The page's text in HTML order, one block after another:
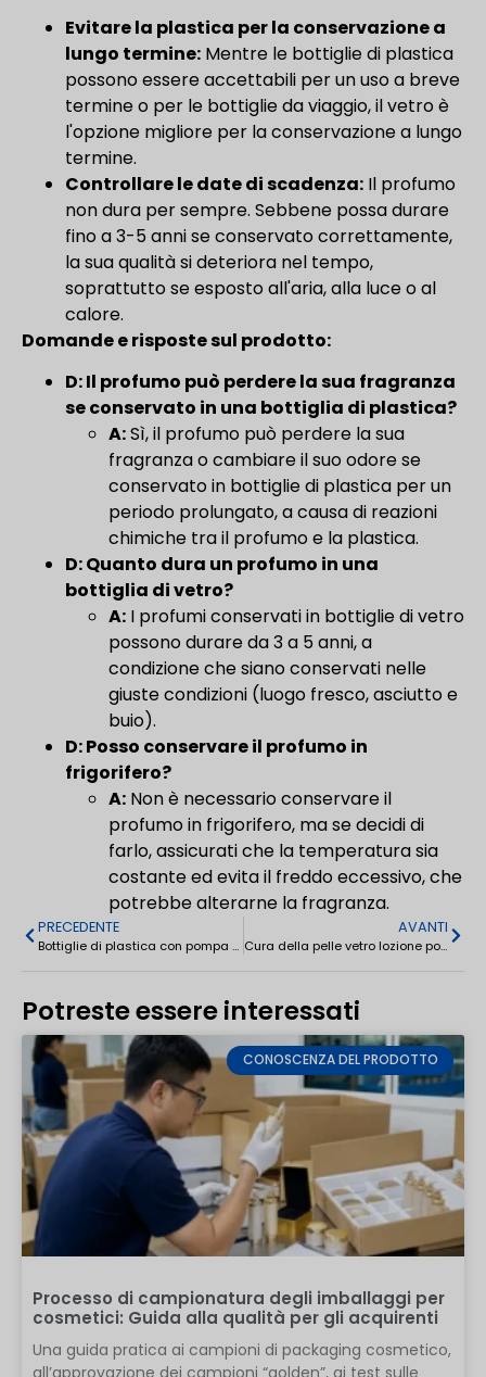
Evitare la plastica per la conservazione a
lungo termine: Mentre le bottiglie di plastica
possono essere accettabili per un uso a breve
termine o per le bottiglie da viaggio, il vetro è
l'opzione migliore per la conservazione a lungo
termine.
Controllare le date di scadenza: Il profumo
non dura per sempre. Sebbene possa durare
fino a 3-5 anni se conservato correttamente,
la sua qualità si deteriora nel tempo,
soprattutto se esposto all'aria, alla luce o al
calore.
Domande e risposte sul prodotto:
D: Il profumo può perdere la sua fragranza
se conservato in una bottiglia di plastica?
A:Sì, il profumo può perdere la sua
fragranza o cambiare il suo odore se
conservato in bottiglie di plastica per un
periodo prolungato, a causa di reazioni
chimiche tra il profumo e la plastica.
D: Quanto dura un profumo in una
bottiglia di vetro?
A: I profumi conservati in bottiglie di vetro
possono durare da 3 a 5 anni, a
condizione che siano conservati nelle
giuste condizioni (luogo fresco, asciutto e
buio).
D: Posso conservare il profumo in
frigorifero?
A: Non è necessario conservare il
profumo in frigorifero, ma se decidi di
farlo, assicurati che la temperatura sia
costante ed evita il freddo eccessivo, che
potrebbe alterarne la fragranza.
PRECEDENTE
Bottiglie di plastica con pompa a vuoto per profumi e lozioni 15ml/30ml/50ml
AVANTI
Cura della pelle vetro lozione pompa bottiglie spray 30-120ml
Potreste essere interessati
CONOSCENZA DEL PRODOTTO
Processo di campionatura degli imballaggi per
cosmetici: Guida alla qualità per gli acquirenti
Una guida pratica ai campioni di packaging cosmetico,